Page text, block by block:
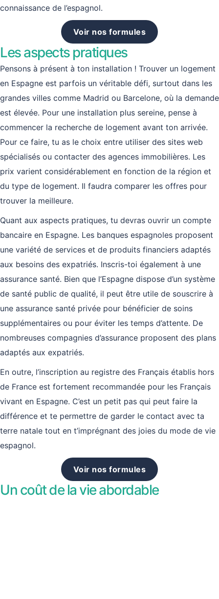
connaissance de l’espagnol.
Voir nos formules
Les aspects pratiques
Pensons à présent à ton installation ! Trouver un logement
en Espagne est parfois un véritable défi, surtout dans les
grandes villes comme Madrid ou Barcelone, où la demande
est élevée. Pour une installation plus sereine, pense à
commencer la recherche de logement avant ton arrivée.
Pour ce faire, tu as le choix entre utiliser des sites web
spécialisés ou contacter des agences immobilières. Les
prix varient considérablement en fonction de la région et
du type de logement. Il faudra comparer les offres pour
trouver la meilleure.
Quant aux aspects pratiques, tu devras ouvrir un compte
bancaire en Espagne. Les banques espagnoles proposent
une variété de services et de produits financiers adaptés
aux besoins des expatriés. Inscris-toi également à une
assurance santé. Bien que l’Espagne dispose d’un système
de santé public de qualité, il peut être utile de souscrire à
une assurance santé privée pour bénéficier de soins
supplémentaires ou pour éviter les temps d’attente. De
nombreuses compagnies d’assurance proposent des plans
adaptés aux expatriés.
En outre, l’inscription au registre des Français établis hors
de France est fortement recommandée pour les Français
vivant en Espagne. C’est un petit pas qui peut faire la
différence et te permettre de garder le contact avec ta
terre natale tout en t’imprégnant des joies du mode de vie
espagnol.
Voir nos formules
Un coût de la vie abordable